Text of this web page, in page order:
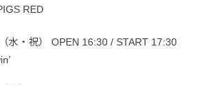
RED
水・祝） OPEN 16:30 / START 17:30